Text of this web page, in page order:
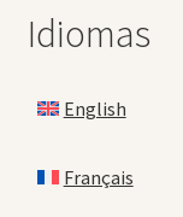
Idiomas
English
Français